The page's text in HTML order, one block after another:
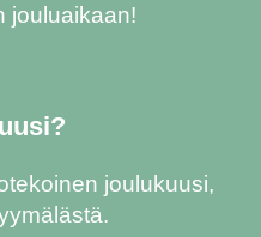
jouluaikaan!
joulukuusi,